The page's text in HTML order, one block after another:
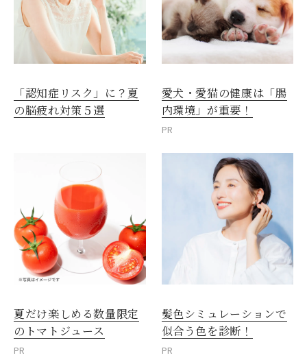
「認知症リスク」に？夏
の脳疲れ対策５選
愛犬・愛猫の健康は「腸
内環境」が重要！
PR
夏だけ楽しめる数量限定
のトマトジュース
PR
髪色シミュレーションで
似合う色を診断！
PR